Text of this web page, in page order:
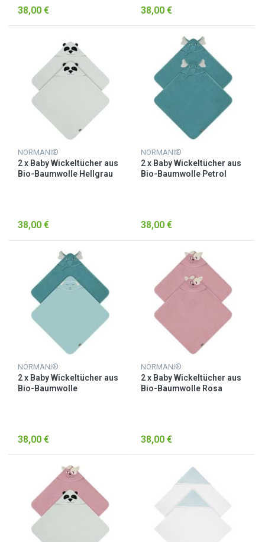
38,00 € 38,00 €
NORMANI®
2 x Baby Wickeltücher aus
Bio-Baumwolle Hellgrau
38,00 €
NORMANI®
2 x Baby Wickeltücher aus
Bio-Baumwolle Petrol
38,00 €
NORMANI®
2 x Baby Wickeltücher aus
Bio-Baumwolle
38,00 €
NORMANI®
2 x Baby Wickeltücher aus
Bio-Baumwolle Rosa
38,00 €